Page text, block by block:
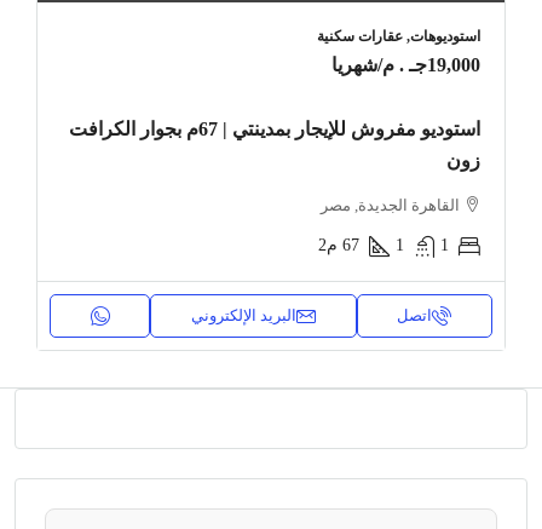
استوديوهات, عقارات سكنية
19,000جـ . م /شهريا
استوديو مفروش للإيجار بمدينتي | 67م بجوار الكرافت
زون
القاهرة الجديدة, مصر
1
1
67 م2
اتصل البريد الإلكتروني